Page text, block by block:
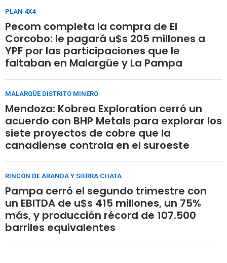
PLAN 4X4
Pecom completa la compra de El
Corcobo: le pagará u$s 205 millones a
YPF por las participaciones que le
faltaban en Malargüe y La Pampa
MALARGÜE DISTRITO MINERO
Mendoza: Kobrea Exploration cerró un
acuerdo con BHP Metals para explorar los
siete proyectos de cobre que la
canadiense controla en el suroeste
RINCÓN DE ARANDA Y SIERRA CHATA
Pampa cerró el segundo trimestre con
un EBITDA de u$s 415 millones, un 75%
más, y producción récord de 107.500
barriles equivalentes